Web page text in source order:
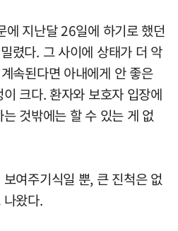
에 지난달 26일에 하기로 했던
렸다. 그 사이에 상태가 더 악
속된다면 아내에게 안 좋은
크다. 환자와 보호자 입장에
것밖에는 할 수 있는 게 없
여주기식일 뿐, 큰 진척은 없
왔다.